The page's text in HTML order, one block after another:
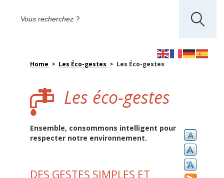
Home > Les Éco-gestes > Les Éco-gestes
Les éco-gestes
Ensemble, consommons intelligent pour
respecter notre environnement.
DES GESTES SIMPLES ET